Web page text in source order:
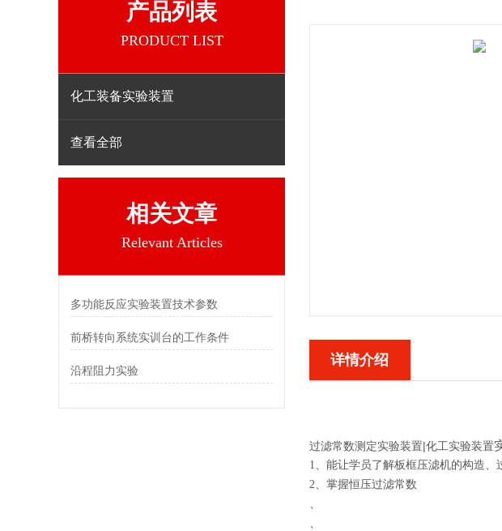
产品列表
PRODUCT LIST
化工装备实验装置
查看全部
相关文章
Relevant Articles
多功能反应实验装置技术参数
前桥转向系统实训台的工作条件
沿程阻力实验
详情介绍
过滤常数测定实验装置|化工实验装置
1、能让学员了解板框压滤机的构造、
2、掌握恒压过滤常数
、
、